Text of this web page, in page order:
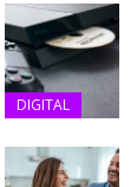
DIGITAL